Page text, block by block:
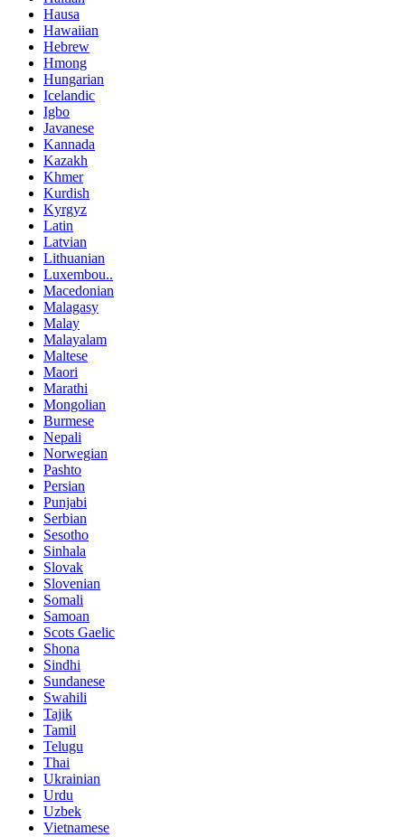
Hausa
Hawaiian
Hebrew
Hmong
Hungarian
Icelandic
Igbo
Javanese
Kannada
Kazakh
Khmer
Kurdish
Kyrgyz
Latin
Latvian
Lithuanian
Luxembou..
Macedonian
Malagasy
Malay
Malayalam
Maltese
Maori
Marathi
Mongolian
Burmese
Nepali
Norwegian
Pashto
Persian
Punjabi
Serbian
Sesotho
Sinhala
Slovak
Slovenian
Somali
Samoan
Scots Gaelic
Shona
Sindhi
Sundanese
Swahili
Tajik
Tamil
Telugu
Thai
Ukrainian
Urdu
Uzbek
Vietnamese